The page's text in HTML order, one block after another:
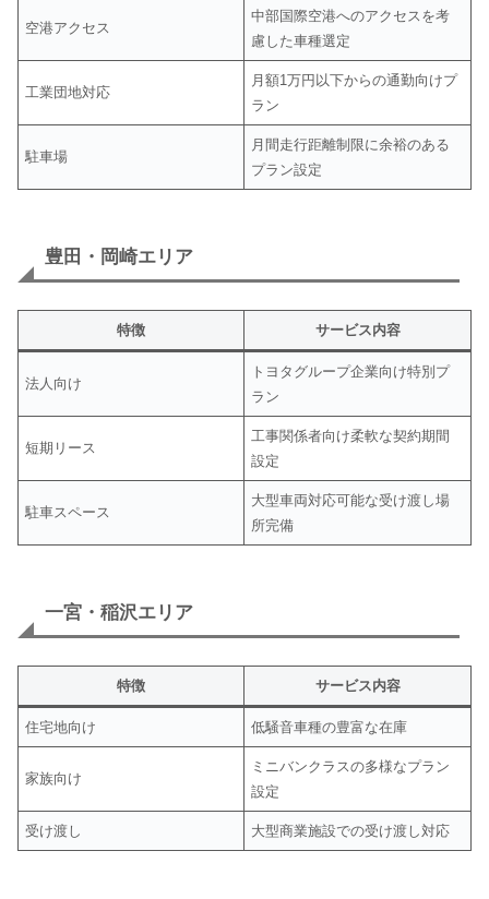
空港アクセス
中部国際空港へのアクセスを考
慮した車種選定
工業団地対応
月額1万円以下からの通勤向けプ
ラン
駐車場
月間走行距離制限に余裕のある
プラン設定
豊田・岡崎エリア
特徴 サービス内容
法人向け
トヨタグループ企業向け特別プ
ラン
短期リース
工事関係者向け柔軟な契約期間
設定
駐車スペース
大型車両対応可能な受け渡し場
所完備
一宮・稲沢エリア
特徴 サービス内容
住宅地向け 低騒音車種の豊富な在庫
家族向け
ミニバンクラスの多様なプラン
設定
受け渡し 大型商業施設での受け渡し対応